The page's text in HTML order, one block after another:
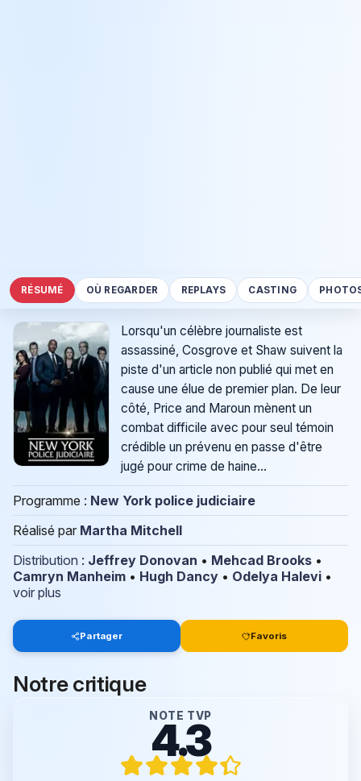
RÉSUMÉ OÙ REGARDER REPLAYS CASTING
Lorsqu'un célèbre journaliste est
assassiné, Cosgrove et Shaw suivent la
piste d'un article non publié qui met en
cause une élue de premier plan. De leur
côté, Price and Maroun mènent un
combat difficile avec pour seul témoin
crédible un prévenu en passe d'être
jugé pour crime de haine...
Programme : New York police judiciaire
Réalisé par Martha Mitchell
Distribution : Jeffrey Donovan • Mehcad Brooks •
Camryn Manheim • Hugh Dancy • Odelya Halevi •
voir plus
Partager Favoris
Notre critique
NOTE TVP
4.3